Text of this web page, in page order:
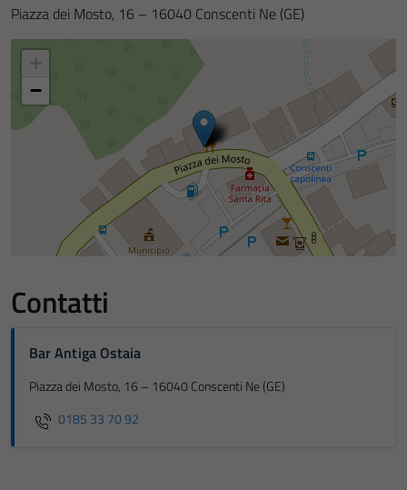
Piazza dei Mosto, 16 – 16040 Conscenti Ne (GE)
−
Contatti
Bar Antiga Ostaia
Piazza dei Mosto, 16 – 16040 Conscenti Ne (GE)
0185 33 70 92